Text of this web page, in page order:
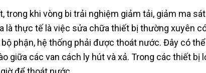
trong khi vòng bi trải nghiệm giảm tải, giảm ma
là thực tế là việc sửa chữa thiết bị thường xuyên
phận, hệ thống phải được thoát nước. Đây có
giữa các van cách ly hút và xả. Trong các thiết bị